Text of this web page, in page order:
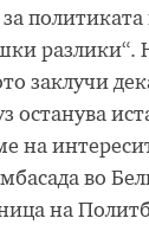
разлики“.
заклучи
останува
на
во
на